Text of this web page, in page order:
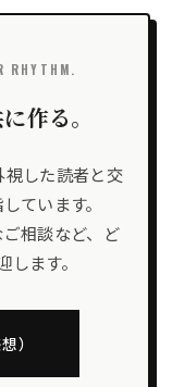
RHYTHM.
作る。
した読者と交
ています。
相談など、ど
ます。
）